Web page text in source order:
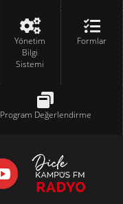
Yönetim
Bilgi
Sistemi
Formlar
Program Değerlendirme